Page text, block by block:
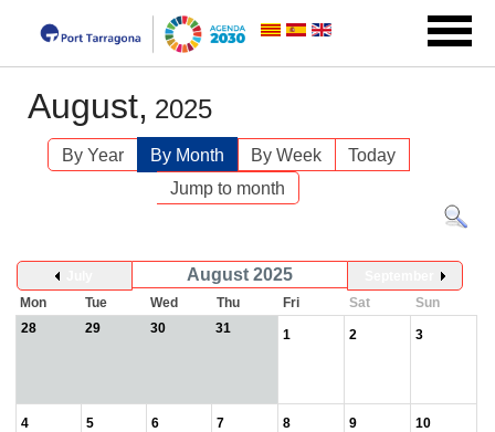
August, 2025
By Year By Month By Week
Today
Jump to month
August 2025
Mon
Tue Wed Thu Fri Sat
Sun
28
29 30 31 1 2 3
4 5 6 7 8 9 10